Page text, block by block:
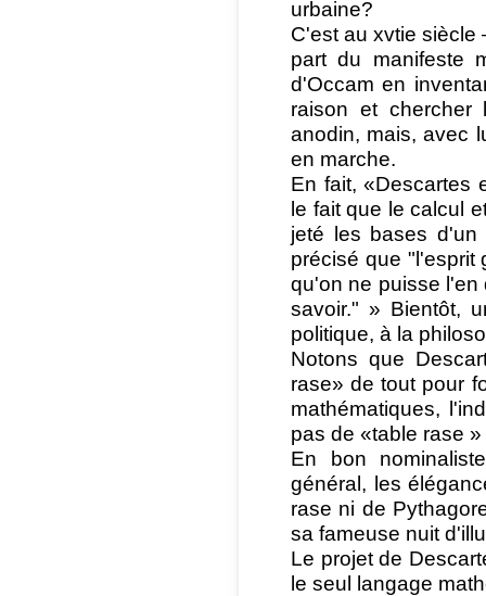
urbaine?
C'est au xvtie
part du manifeste
d'Occam en
raison et chercher
anodin, mais, avec
en marche.
En fait, «Descartes
le fait que le calcul
jeté les bases d'un
précisé que "l'esprit
qu'on ne puisse l'en
savoir." » Bientôt,
politique, à la
Notons que
rase» de tout pour
mathématiques,
pas de «table rase
En bon
général, les
rase ni de
sa fameuse nuit
Le projet de
le seul langage